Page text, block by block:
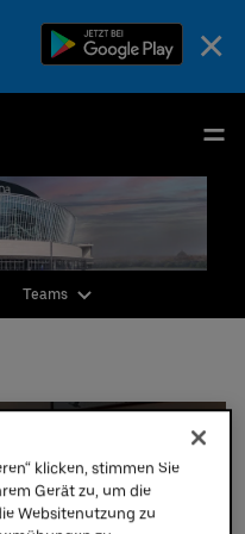
×
English
Teams
klicken, stimmen Sie
Gerät zu, um die
Websitenutzung zu